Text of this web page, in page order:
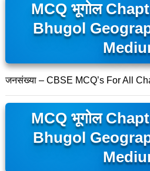
MCQ भूगोल
Bhugol
जनसंख्या – CBSE MCQ’s For All
MCQ भूगोल
Bhugol